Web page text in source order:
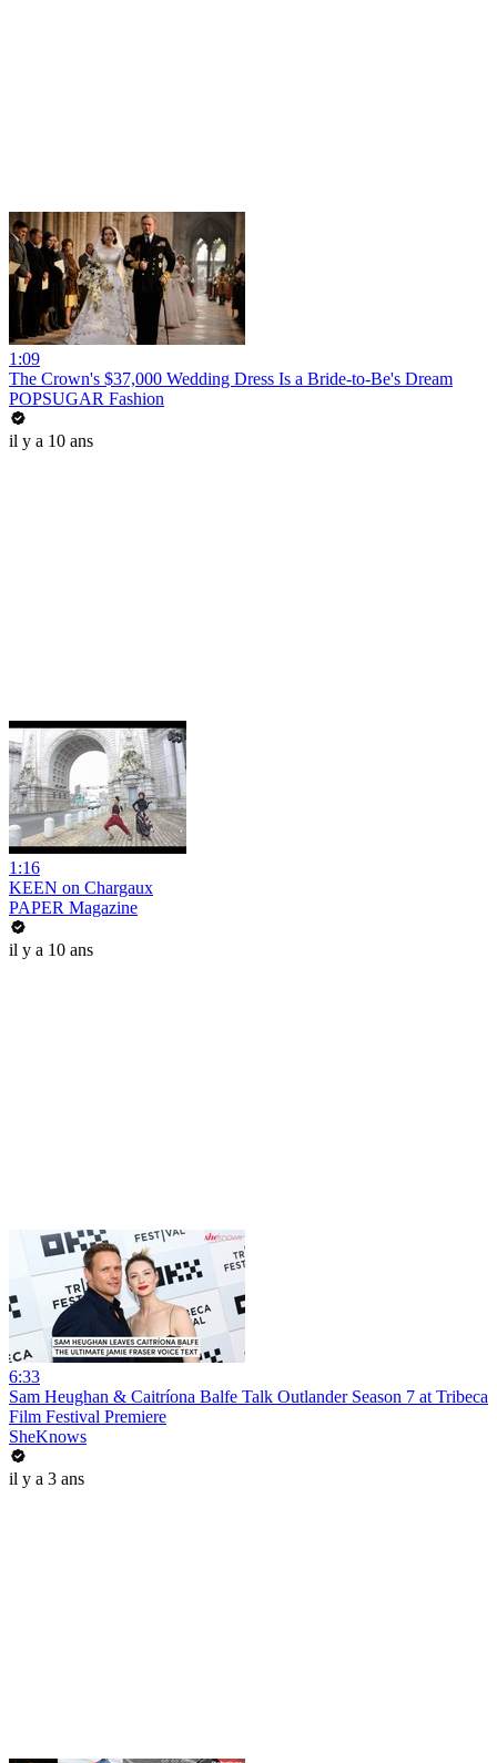
1:09
The Crown's $37,000 Wedding Dress Is a Bride-to-Be's Dream
POPSUGAR Fashion
il y a 10 ans
1:16
KEEN on Chargaux
PAPER Magazine
il y a 10 ans
6:33
Sam Heughan & Caitríona Balfe Talk Outlander Season 7 at Tribeca
Film Festival Premiere
SheKnows
il y a 3 ans